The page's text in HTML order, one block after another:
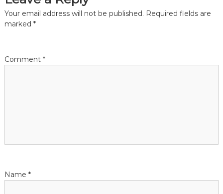
n
a
i
o
Your email address will not be published. Required fields are
marked *
Comment *
Name *